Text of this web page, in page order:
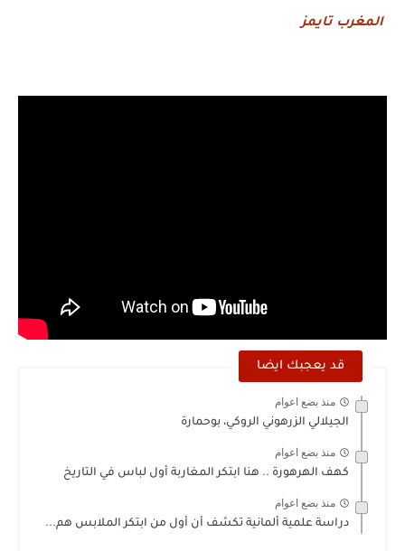
المغرب تايمز
قد يعجبك ايضا
منذ بضع اعوام
الجيلالي الزرهوني الروكي، بوحمارة
منذ بضع اعوام
كهف الهرهورة .. هنا ابتكر المغاربة أول لباس في التاريخ
منذ بضع اعوام
دراسة علمية ألمانية تكشف أن أول من ابتكر الملابس هم...